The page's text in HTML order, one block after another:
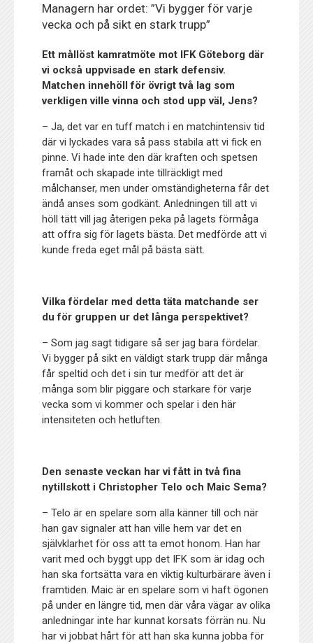
Managern har ordet: ”Vi bygger för varje
vecka och på sikt en stark trupp”
Ett mållöst kamratmöte mot IFK Göteborg där
vi också uppvisade en stark defensiv.
Matchen innehöll för övrigt två lag som
verkligen ville vinna och stod upp väl, Jens?
– Ja, det var en tuff match i en matchintensiv tid
där vi lyckades vara så pass stabila att vi fick en
pinne. Vi hade inte den där kraften och spetsen
framåt och skapade inte tillräckligt med
målchanser, men under omständigheterna får det
ändå anses som godkänt. Anledningen till att vi
höll tätt vill jag återigen peka på lagets förmåga
att offra sig för lagets bästa. Det medförde att vi
kunde freda eget mål på bästa sätt.
Vilka fördelar med detta täta matchande ser
du för gruppen ur det långa perspektivet?
– Som jag sagt tidigare så ser jag bara fördelar.
Vi bygger på sikt en väldigt stark trupp där många
får speltid och det i sin tur medför att det är
många som blir piggare och starkare för varje
vecka som vi kommer och spelar i den här
intensiteten och hetluften.
Den senaste veckan har vi fått in två fina
nytillskott i Christopher Telo och Maic Sema?
– Telo är en spelare som alla känner till och när
han gav signaler att han ville hem var det en
självklarhet för oss att ta emot honom. Han har
varit med och byggt upp det IFK som är idag och
han ska fortsätta vara en viktig kulturbärare även i
framtiden. Maic är en spelare som vi haft ögonen
på under en längre tid, men där våra vägar av olika
anledningar inte har kunnat korsats förrän nu. Nu
har vi jobbat hårt för att han ska kunna jobba för